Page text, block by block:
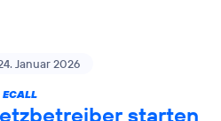
Januar 2026
ECALL
starten